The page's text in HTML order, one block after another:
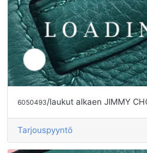
6050507/laukut alkaen GIVENCHY
Tarjouspyyntö